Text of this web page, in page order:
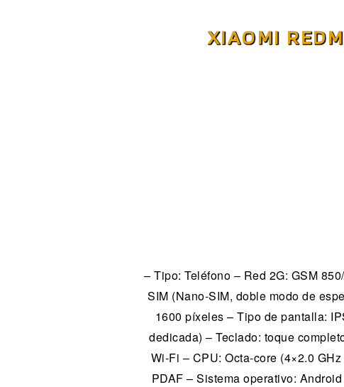
XIAOMI
– Tipo: Teléfono – Red 2G: GSM
SIM (Nano-SIM, doble modo de
1600 píxeles – Tipo de pantalla:
dedicada) – Teclado: toque
Wi-Fi – CPU: Octa-core (4×2.0
PDAF – Sistema operativo: